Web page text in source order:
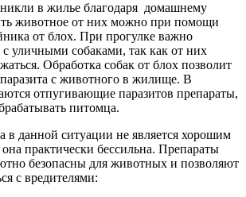
в жилье благодаря домашнему
животное от них можно при помощи
от блох. При прогулке важно
с уличными собаками, так как от них
Обработка собак от блох позволит
паразита с животного в жилище. В
отпугивающие паразитов препараты,
питомца.
в данной ситуации не является хорошим
практически бессильна. Препараты
безопасны для животных и позволяют
с вредителями: